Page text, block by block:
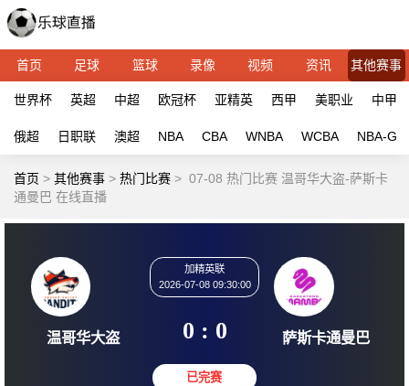
首页 足球 篮球 录像 视频 资讯 其他赛事
世界杯 英超 中超 欧冠杯 亚精英 西甲 美职业 中甲
俄超 日职联 澳超 NBA CBA WNBA WCBA NBA-G
首页 > 其他赛事 > 热门比赛 > 07-08 热门比赛 温哥华大盗-萨斯卡
通曼巴 在线直播
加精英联
2026-07-08 09:30:00